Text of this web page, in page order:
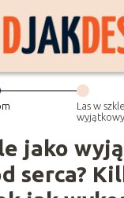
Las w
wyjątkowy
serca?
wykonać
jako
serca?